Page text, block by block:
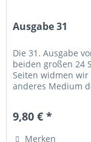
Ausgabe 31
Die 31. Ausgabe
beiden großen 24
Seiten widmen
anderes Medium
9,80 € *
Merken